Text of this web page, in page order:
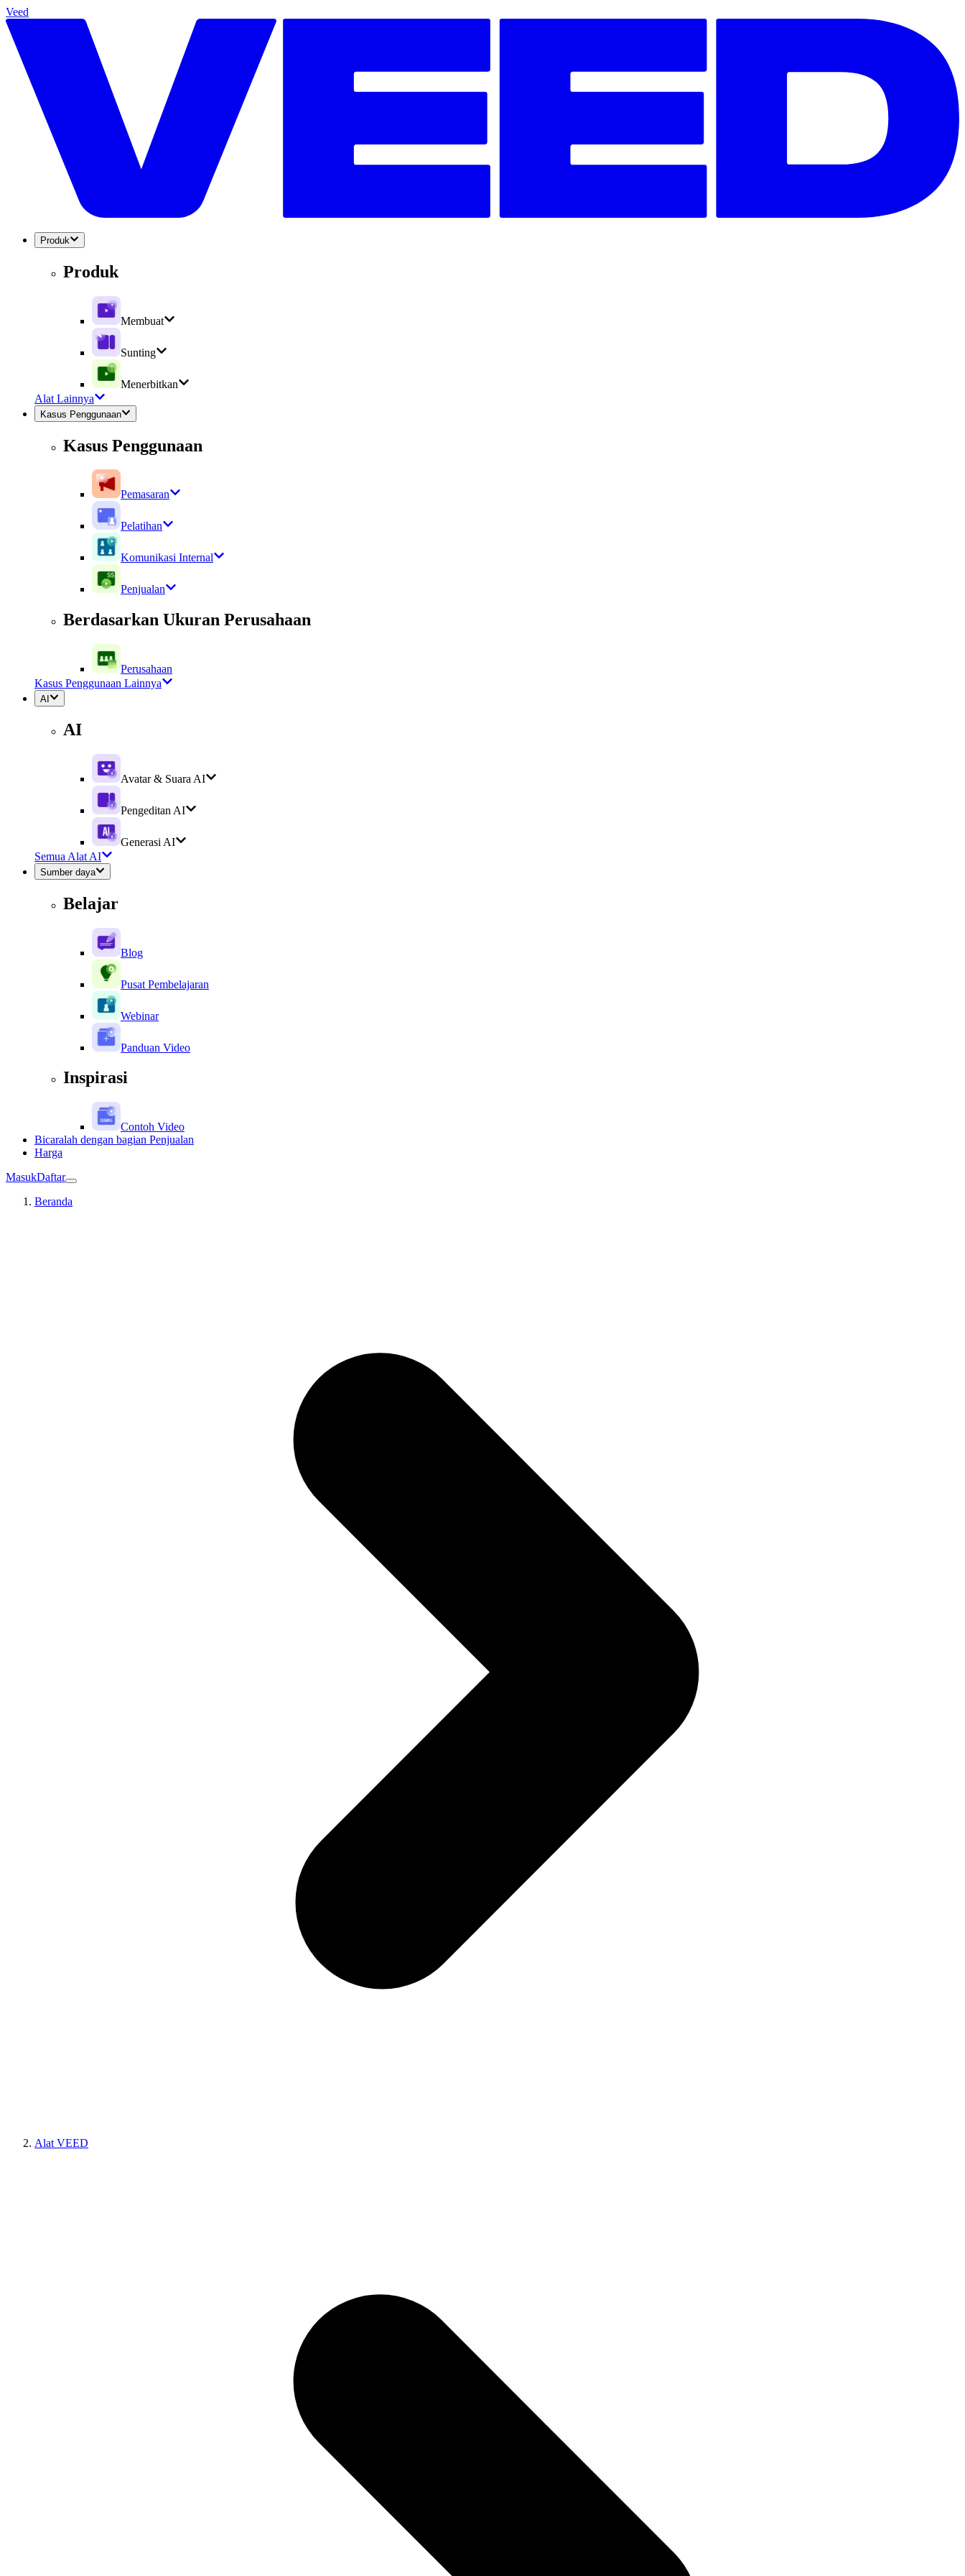
Veed
Produk
Produk
Membuat
Sunting
Menerbitkan
Alat Lainnya
Kasus Penggunaan
Kasus Penggunaan
Pemasaran
Pelatihan
Komunikasi Internal
Penjualan
Berdasarkan Ukuran Perusahaan
Perusahaan
Kasus Penggunaan Lainnya
AI
AI
Avatar & Suara AI
Pengeditan AI
Generasi AI
Semua Alat AI
Sumber daya
Belajar
Blog
Pusat Pembelajaran
Webinar
Panduan Video
Inspirasi
Contoh Video
Bicaralah dengan bagian Penjualan
Harga
MasukDaftar
Beranda
Alat VEED